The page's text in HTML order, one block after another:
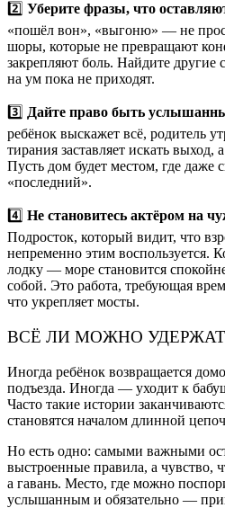
2️⃣ Уберите фразы, что
«пошёл вон», «выгоню» — не
шоры, которые не превращают
закрепляют боль. Найдите другие
на ум пока не приходят.
3️⃣ Дайте право быть
ребёнок выскажет всё, родитель
тирания заставляет искать выход,
Пусть дом будет местом, где даже
«последний».
4️⃣ Не становитесь актёром на
Подросток, который видит, что
непременно этим воспользуется.
лодку — море становится
собой. Это работа, требующая
что укрепляет мосты.
ВСЁ ЛИ МОЖНО
Иногда ребёнок возвращается
подъезда. Иногда — уходит к
Часто такие истории
становятся началом длинной
Но есть одно: самыми важными
выстроенные правила, а чувство,
а гавань. Место, где можно
услышанным и обязательно —